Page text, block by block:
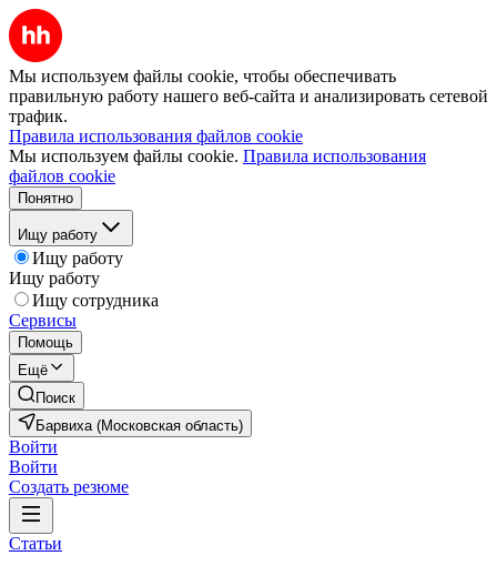
Мы используем файлы cookie, чтобы обеспечивать
правильную работу нашего веб-сайта и анализировать сетевой
трафик.
Правила использования файлов cookie
Мы используем файлы cookie. Правила использования
файлов cookie
Понятно
Ищу работу
Ищу работу
Ищу работу
Ищу сотрудника
Сервисы
Помощь
Ещё
Поиск
Барвиха (Московская область)
Войти
Войти
Создать резюме
Статьи